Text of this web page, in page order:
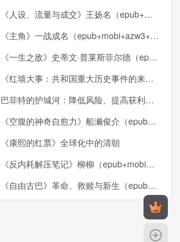
《人设、流量与成交》王扬名（epub+mobi+azw3+pdf）
《主角》一战成名（epub+mobi+azw3+pdf）
《一生之敌》史蒂文·普莱斯菲尔德（epub+mobi+azw3+pdf）
《红墙大事：共和国重大历史事件的来龙去脉》（全二册）（pdf）
巴菲特的护城河：降低风险、提高获利的股市真规则(epub+azw3+mobi)
《空腹的神奇自愈力》船濑俊介（epub+mobi+azw3+pdf）
《康熙的红票》全球化中的清朝
《反内耗解压笔记》柳柳（epub+mobi+azw3+pdf）
《自由古巴》革命、救赎与新生（epub+mobi+azw3+pdf）